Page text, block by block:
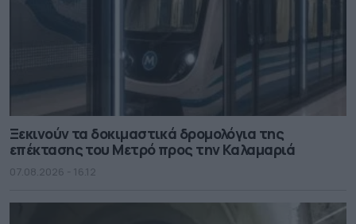
Ξεκινούν τα δοκιμαστικά δρομολόγια της
επέκτασης του Μετρό προς την Καλαμαριά
07.08.2026 - 16.12